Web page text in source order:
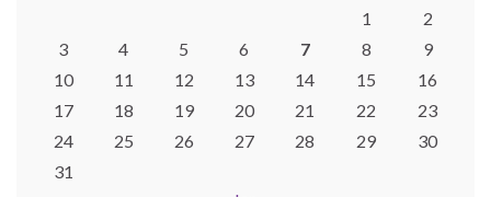
1
2
3
4 5 6 7 8
9
10
11 12 13 14 15
16
17
18 19 20 21 22
23
24
25 26 27 28 29
30
31